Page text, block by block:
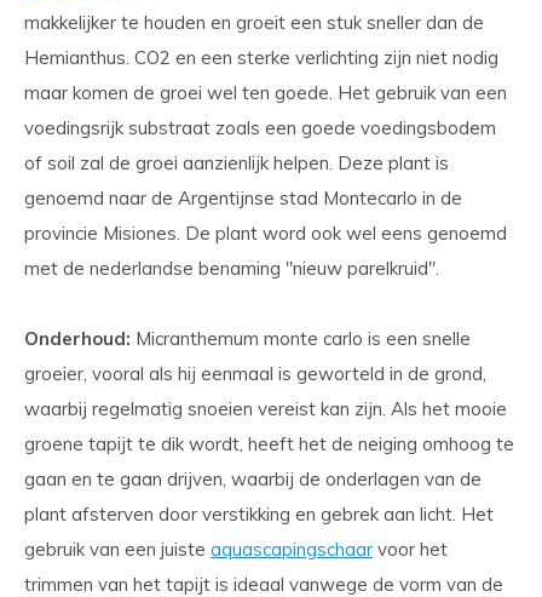
makkelijker te houden en groeit een stuk sneller dan de
Hemianthus. CO2 en een sterke verlichting zijn niet nodig
maar komen de groei wel ten goede. Het gebruik van een
voedingsrijk substraat zoals een goede voedingsbodem
of soil zal de groei aanzienlijk helpen. Deze plant is
genoemd naar de Argentijnse stad Montecarlo in de
provincie Misiones. De plant word ook wel eens genoemd
met de nederlandse benaming "nieuw parelkruid".
Onderhoud: Micranthemum monte carlo is een snelle
groeier, vooral als hij eenmaal is geworteld in de grond,
waarbij regelmatig snoeien vereist kan zijn. Als het mooie
groene tapijt te dik wordt, heeft het de neiging omhoog te
gaan en te gaan drijven, waarbij de onderlagen van de
plant afsterven door verstikking en gebrek aan licht. Het
gebruik van een juiste aquascapingschaar voor het
trimmen van het tapijt is ideaal vanwege de vorm van de